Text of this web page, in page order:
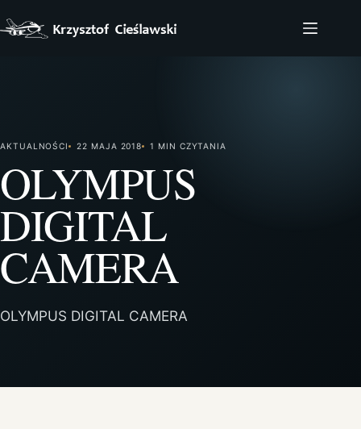
do
treści
AKTUALNOŚCI 22 MAJA 2018 1 MIN CZYTANIA
OLYMPUS
DIGITAL
CAMERA
OLYMPUS DIGITAL CAMERA